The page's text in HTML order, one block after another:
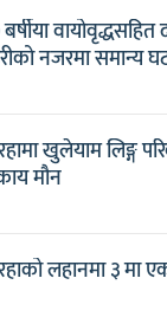
वायोवृद्धसहित
नजरमा समान्य
खुलेयाम लिङ्ग
मौन
लहानमा ३ मा